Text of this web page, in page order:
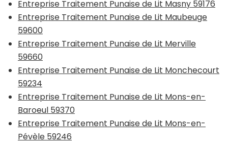
Entreprise Traitement Punaise de Lit Masny 59176
Entreprise Traitement Punaise de Lit Maubeuge
59600
Entreprise Traitement Punaise de Lit Merville
59660
Entreprise Traitement Punaise de Lit Monchecourt
59234
Entreprise Traitement Punaise de Lit Mons-en-
Baroeul 59370
Entreprise Traitement Punaise de Lit Mons-en-
Pévèle 59246